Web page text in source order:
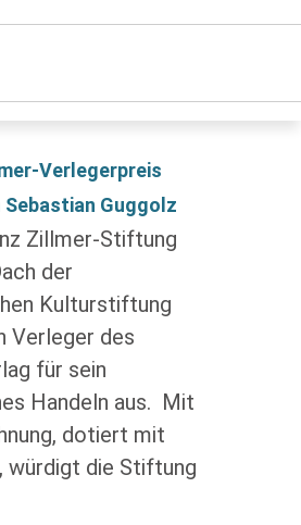
Verlegerpreis
Sebastian Guggolz
Zillmer-Stiftung
der
Kulturstiftung
Verleger des
für sein
Handeln aus. Mit
dotiert mit
würdigt die Stiftung